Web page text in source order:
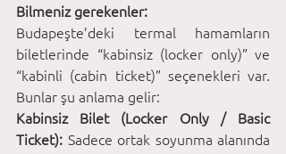
Bilmeniz gerekenler:
Budapeşte’deki termal hamamların
biletlerinde “kabinsiz (locker only)” ve
“kabinli (cabin ticket)” seçenekleri var.
Bunlar şu anlama gelir:
Kabinsiz Bilet (Locker Only / Basic
Ticket): Sadece ortak soyunma alanında